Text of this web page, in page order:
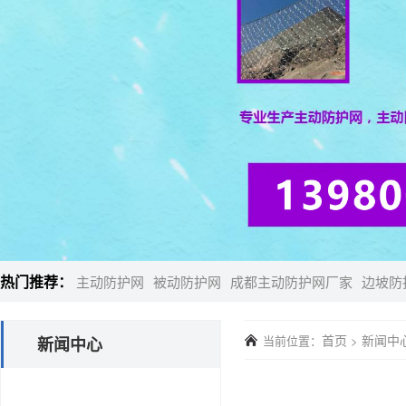
热门推荐： 主动防护网 被动防护网 成都主动防护网厂家 边坡防
新闻中心 当前位置： 首页 > 新闻中